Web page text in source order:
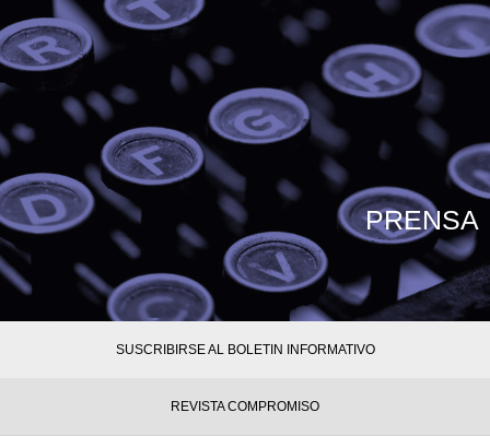
PRENSA
SUSCRIBIRSE AL BOLETIN INFORMATIVO
REVISTA COMPROMISO